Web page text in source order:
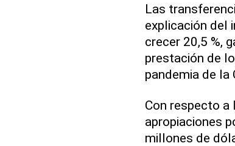
Las
explicación del
crecer 20,5 %,
prestación de
pandemia de la
Con respecto a
apropiaciones
millones de